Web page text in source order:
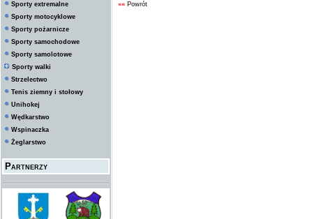
Sporty extremalne
Sporty motocyklowe
Sporty pożarnicze
Sporty samochodowe
Sporty samolotowe
Sporty walki
Strzelectwo
Tenis ziemny i stołowy
Unihokej
Wędkarstwo
Wspinaczka
Żeglarstwo
Partnerzy
«« Powrót